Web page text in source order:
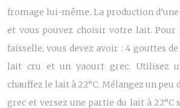
fromage lui-même. La production
et vous pouvez choisir votre lait. Pour
faisselle, vous devez avoir : 4 gouttes
lait cru et un yaourt grec. Utilisez
chauffez le lait à 22°C. Mélangez un peu
grec et versez une partie du lait à 22°C